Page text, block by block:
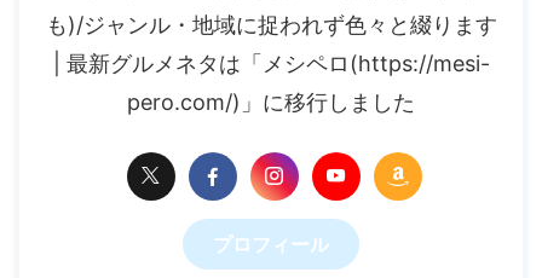
も)/ジャンル・地域に捉われず色々と綴ります
| 最新グルメネタは「メシペロ(https://mesi-
pero.com/)」に移行しました
プロフィール